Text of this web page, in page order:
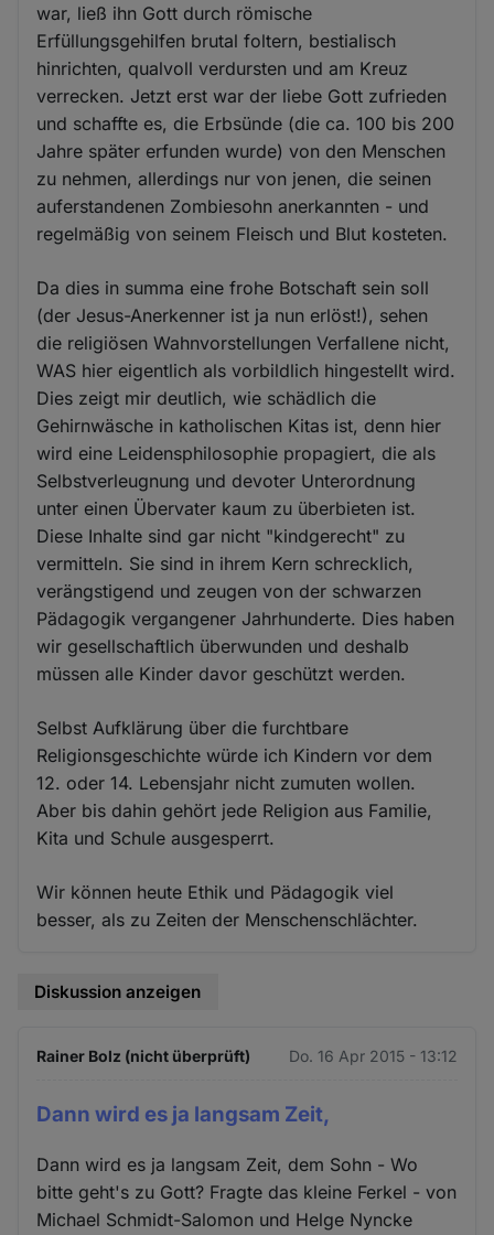
war, ließ ihn Gott durch römische
Erfüllungsgehilfen brutal foltern, bestialisch
hinrichten, qualvoll verdursten und am Kreuz
verrecken. Jetzt erst war der liebe Gott zufrieden
und schaffte es, die Erbsünde (die ca. 100 bis 200
Jahre später erfunden wurde) von den Menschen
zu nehmen, allerdings nur von jenen, die seinen
auferstandenen Zombiesohn anerkannten - und
regelmäßig von seinem Fleisch und Blut kosteten.
Da dies in summa eine frohe Botschaft sein soll
(der Jesus-Anerkenner ist ja nun erlöst!), sehen
die religiösen Wahnvorstellungen Verfallene nicht,
WAS hier eigentlich als vorbildlich hingestellt wird.
Dies zeigt mir deutlich, wie schädlich die
Gehirnwäsche in katholischen Kitas ist, denn hier
wird eine Leidensphilosophie propagiert, die als
Selbstverleugnung und devoter Unterordnung
unter einen Übervater kaum zu überbieten ist.
Diese Inhalte sind gar nicht "kindgerecht" zu
vermitteln. Sie sind in ihrem Kern schrecklich,
verängstigend und zeugen von der schwarzen
Pädagogik vergangener Jahrhunderte. Dies haben
wir gesellschaftlich überwunden und deshalb
müssen alle Kinder davor geschützt werden.
Selbst Aufklärung über die furchtbare
Religionsgeschichte würde ich Kindern vor dem
12. oder 14. Lebensjahr nicht zumuten wollen.
Aber bis dahin gehört jede Religion aus Familie,
Kita und Schule ausgesperrt.
Wir können heute Ethik und Pädagogik viel
besser, als zu Zeiten der Menschenschlächter.
Diskussion anzeigen
Rainer Bolz (nicht überprüft) Do. 16 Apr 2015 - 13:12
Dann wird es ja langsam Zeit,
Dann wird es ja langsam Zeit, dem Sohn - Wo
bitte geht's zu Gott? Fragte das kleine Ferkel - von
Michael Schmidt-Salomon und Helge Nyncke